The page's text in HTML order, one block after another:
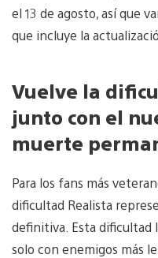
el 13 de agosto, así que
que incluye la
Vuelve la
junto con el
muerte
Para los fans más
dificultad Realista
definitiva. Esta dificultad
solo con enemigos más